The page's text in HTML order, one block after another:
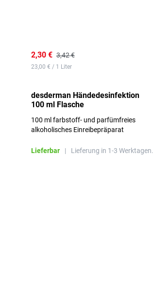
2,30 € 3,42 €
23,00 € / 1 Liter
desderman Händedesinfektion
100 ml Flasche
100 ml farbstoff- und parfümfreies
alkoholisches Einreibepräparat
Lieferbar | Lieferung in 1-3 Werktagen.